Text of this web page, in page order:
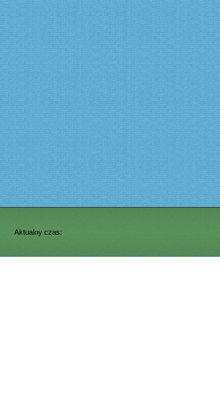
Aktualny czas: